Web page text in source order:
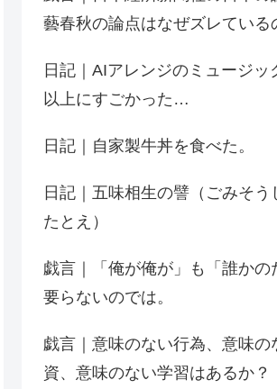
藝春秋の論点はなぜズレている
日記｜AIアレンジのミュージッ
以上にすごかった…
日記｜自家製牛丼を食べた。
日記｜五味相生の譬（ごみそう
たとえ）
戯言｜「俺が俺が」も「誰かの
要らないのでは。
戯言｜意味のない行為、意味の
資、意味のない学習はあるか？